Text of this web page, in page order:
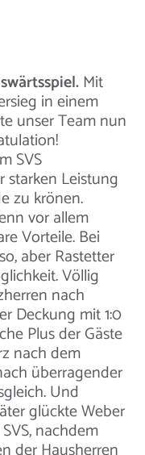
Mit
in einem
unser Team nun
SVS
starken Leistung
zu krönen.
vor allem
Vorteile. Bei
aber Rastetter
Völlig
nach
Deckung mit 1:0
Plus der Gäste
nach dem
überragender
Und
glückte Weber
nachdem